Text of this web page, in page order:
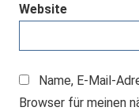
Website
Name, E-Mail-
Browser für meinen